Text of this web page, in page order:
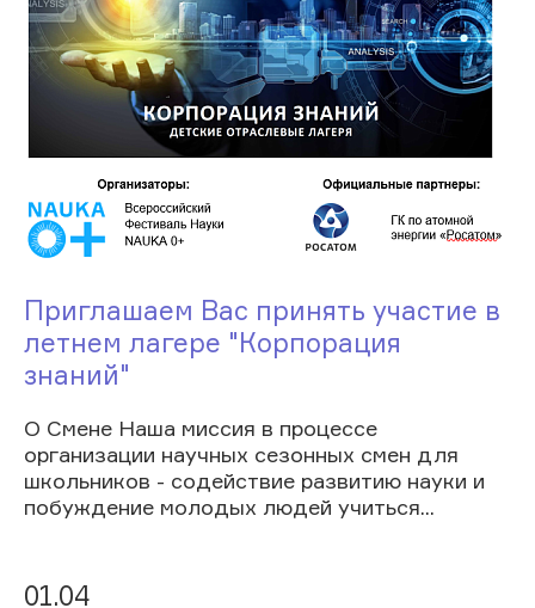
Приглашаем Вас принять участие в
летнем лагере "Корпорация
знаний"
О Смене Наша миссия в процессе
организации научных сезонных смен для
школьников - содействие развитию науки и
побуждение молодых людей учиться...
01.04